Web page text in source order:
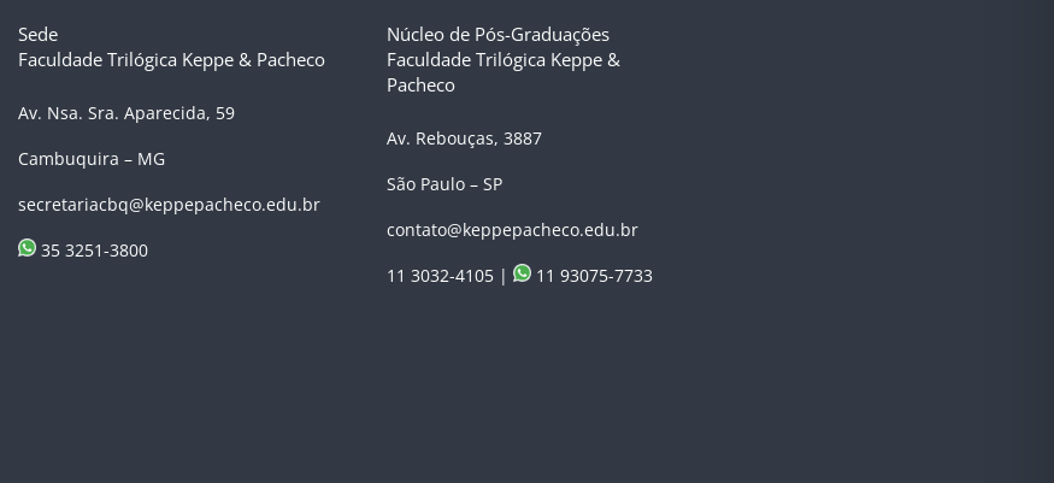
Sede
Faculdade Trilógica Keppe & Pacheco
Av. Nsa. Sra. Aparecida, 59
Cambuquira – MG
secretariacbq@keppepacheco.edu.br
35 3251-3800
Núcleo de Pós-Graduações
Faculdade Trilógica Keppe &
Pacheco
Av. Rebouças, 3887
São Paulo – SP
contato@keppepacheco.edu.br
11 3032-4105 |
11 93075-7733